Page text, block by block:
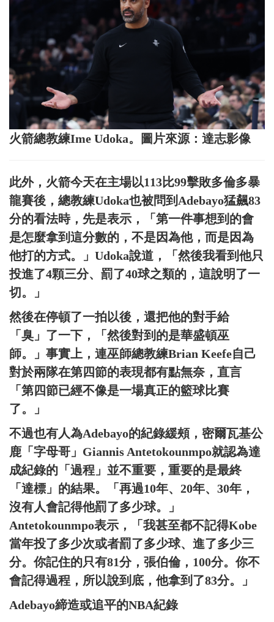
火箭總教練Ime Udoka。圖片來源：達志影像
此外，火箭今天在主場以113比99擊敗多倫多暴
龍賽後，總教練Udoka也被問到Adebayo猛飆83
分的看法時，先是表示，「第一件事想到的會
是怎麼拿到這分數的，不是因為他，而是因為
他打的方式。」Udoka說道，「然後我看到他只
投進了4顆三分、罰了40球之類的，這說明了一
切。」
然後在停頓了一拍以後，還把他的對手給
「臭」了一下，「然後對到的是華盛頓巫
師。」事實上，連巫師總教練Brian Keefe自己
對於兩隊在第四節的表現都有點無奈，直言
「第四節已經不像是一場真正的籃球比賽
了。」
不過也有人為Adebayo的紀錄緩頰，密爾瓦基公
鹿「字母哥」Giannis Antetokounmpo就認為達
成紀錄的「過程」並不重要，重要的是最終
「達標」的結果。「再過10年、20年、30年，
沒有人會記得他罰了多少球。」
Antetokounmpo表示，「我甚至都不記得Kobe
當年投了多少次或者罰了多少球、進了多少三
分。你記住的只有81分，張伯倫，100分。你不
會記得過程，所以說到底，他拿到了83分。」
Adebayo締造或追平的NBA紀錄